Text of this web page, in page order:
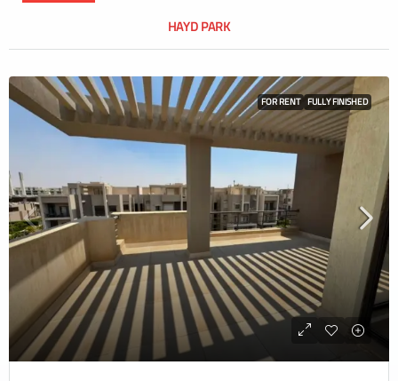
HAYD PARK
FOR RENT FULLY FINISHED